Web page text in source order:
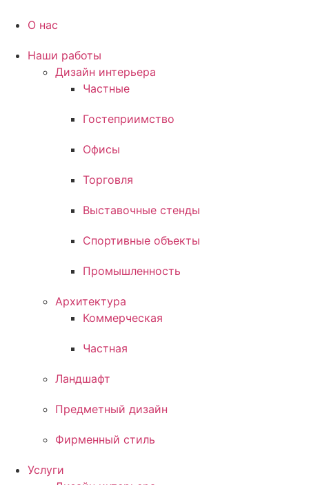
О нас
Наши работы
Дизайн интерьера
Частные
Гостеприимство
Офисы
Торговля
Выставочные стенды
Спортивные объекты
Промышленность
Архитектура
Коммерческая
Частная
Ландшафт
Предметный дизайн
Фирменный стиль
Услуги